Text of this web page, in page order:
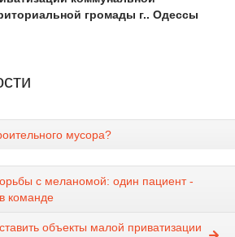
громады г.. Одессы
мусора?
с меланомой: один пациент -
команде
объекты малой приватизации